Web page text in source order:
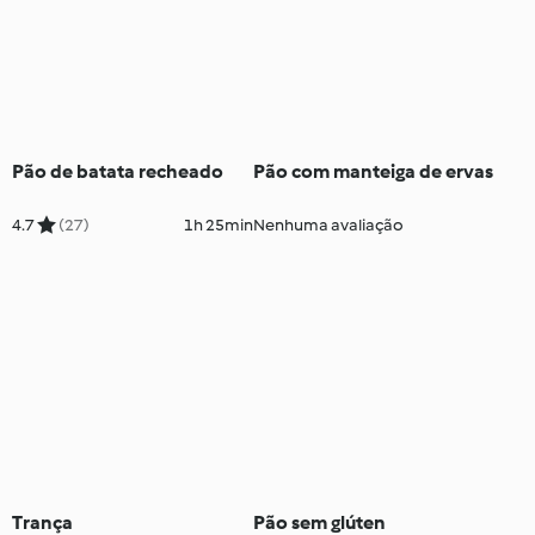
Pão de batata recheado
4.7 (27) 1h 25min
Pão com manteiga de ervas
Nenhuma avaliação
Trança Pão sem glúten